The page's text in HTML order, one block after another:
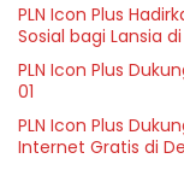
PLN Icon Plus
Sosial bagi Lansia
PLN Icon Plus
01
PLN Icon Plus
Internet Gratis di